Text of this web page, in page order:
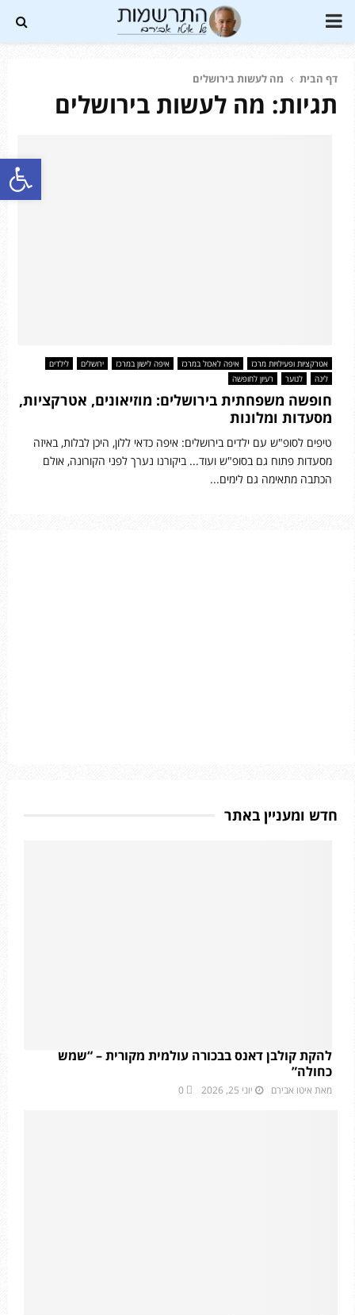
פתח סרגל נגישות
PRIMARY
דף הבית מה לעשות בירושלים
תגיות: מה לעשות בירושלים
אטרקציות ופעילויות מרכז איפה לאכול במרכז איפה לישון במרכז ירושלים
לילדים
לינה
לנוער רעיון לחופשה
חופשה משפחתית בירושלים: מוזיאונים, אטרקציות,
מסעדות ומלונות
טיפים לסופ"ש עם ילדים בירושלים: איפה כדאי ללון, היכן לבלות, באיזה
מסעדות פתוח גם בסופ"ש ועוד... ביקורנו נערך לפני הקורונה, אולם
הכתבה מתאימה גם לימים...
חדש ומעניין באתר
להקת קולבן דאנס בבכורה עולמית מקורית – “שמש
כחולה”
מאת איטו אבירם יוני 25, 2026 0